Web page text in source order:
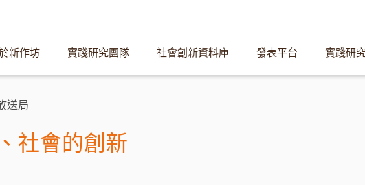
新作坊 實踐研究團隊 社會創新資料庫 發表平台 實踐研
送局
社會的創新